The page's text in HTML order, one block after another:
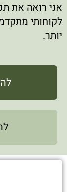
אני רואה את
לקוחותי
יותר.